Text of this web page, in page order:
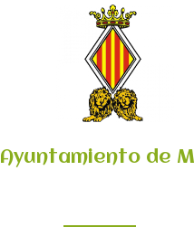
Ayuntamiento de